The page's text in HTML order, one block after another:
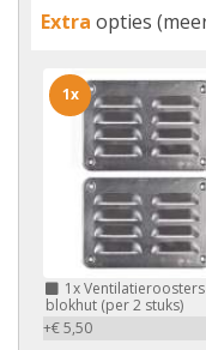
Extra opties
1x
blokhut (per 2 stuks)
+€ 5,50
1x